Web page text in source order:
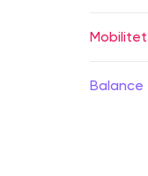
Mobilitet
Balance